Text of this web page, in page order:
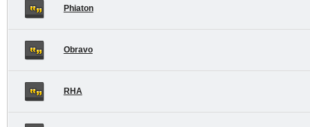
Phiaton
Obravo
RHA